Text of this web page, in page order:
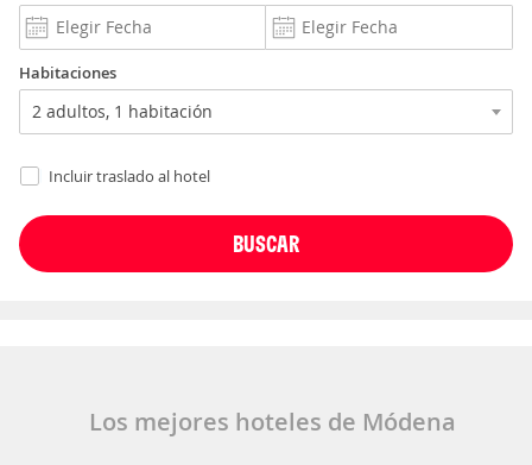
Habitaciones
Incluir traslado al hotel
Los mejores hoteles de Módena